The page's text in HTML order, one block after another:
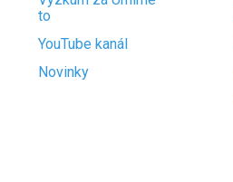
to
YouTube kanál
Novinky